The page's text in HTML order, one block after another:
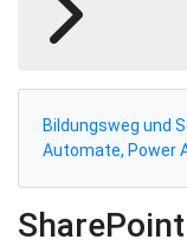
Bildungsweg und
Automate, Power